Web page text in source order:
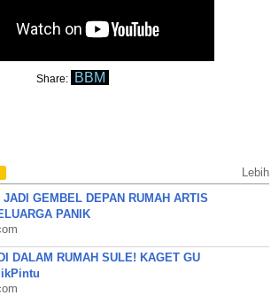
Share: BBM
Lebih
JADI GEMBEL DEPAN RUMAH ARTIS
PANIK
DALAM RUMAH SULE! KAGET GU